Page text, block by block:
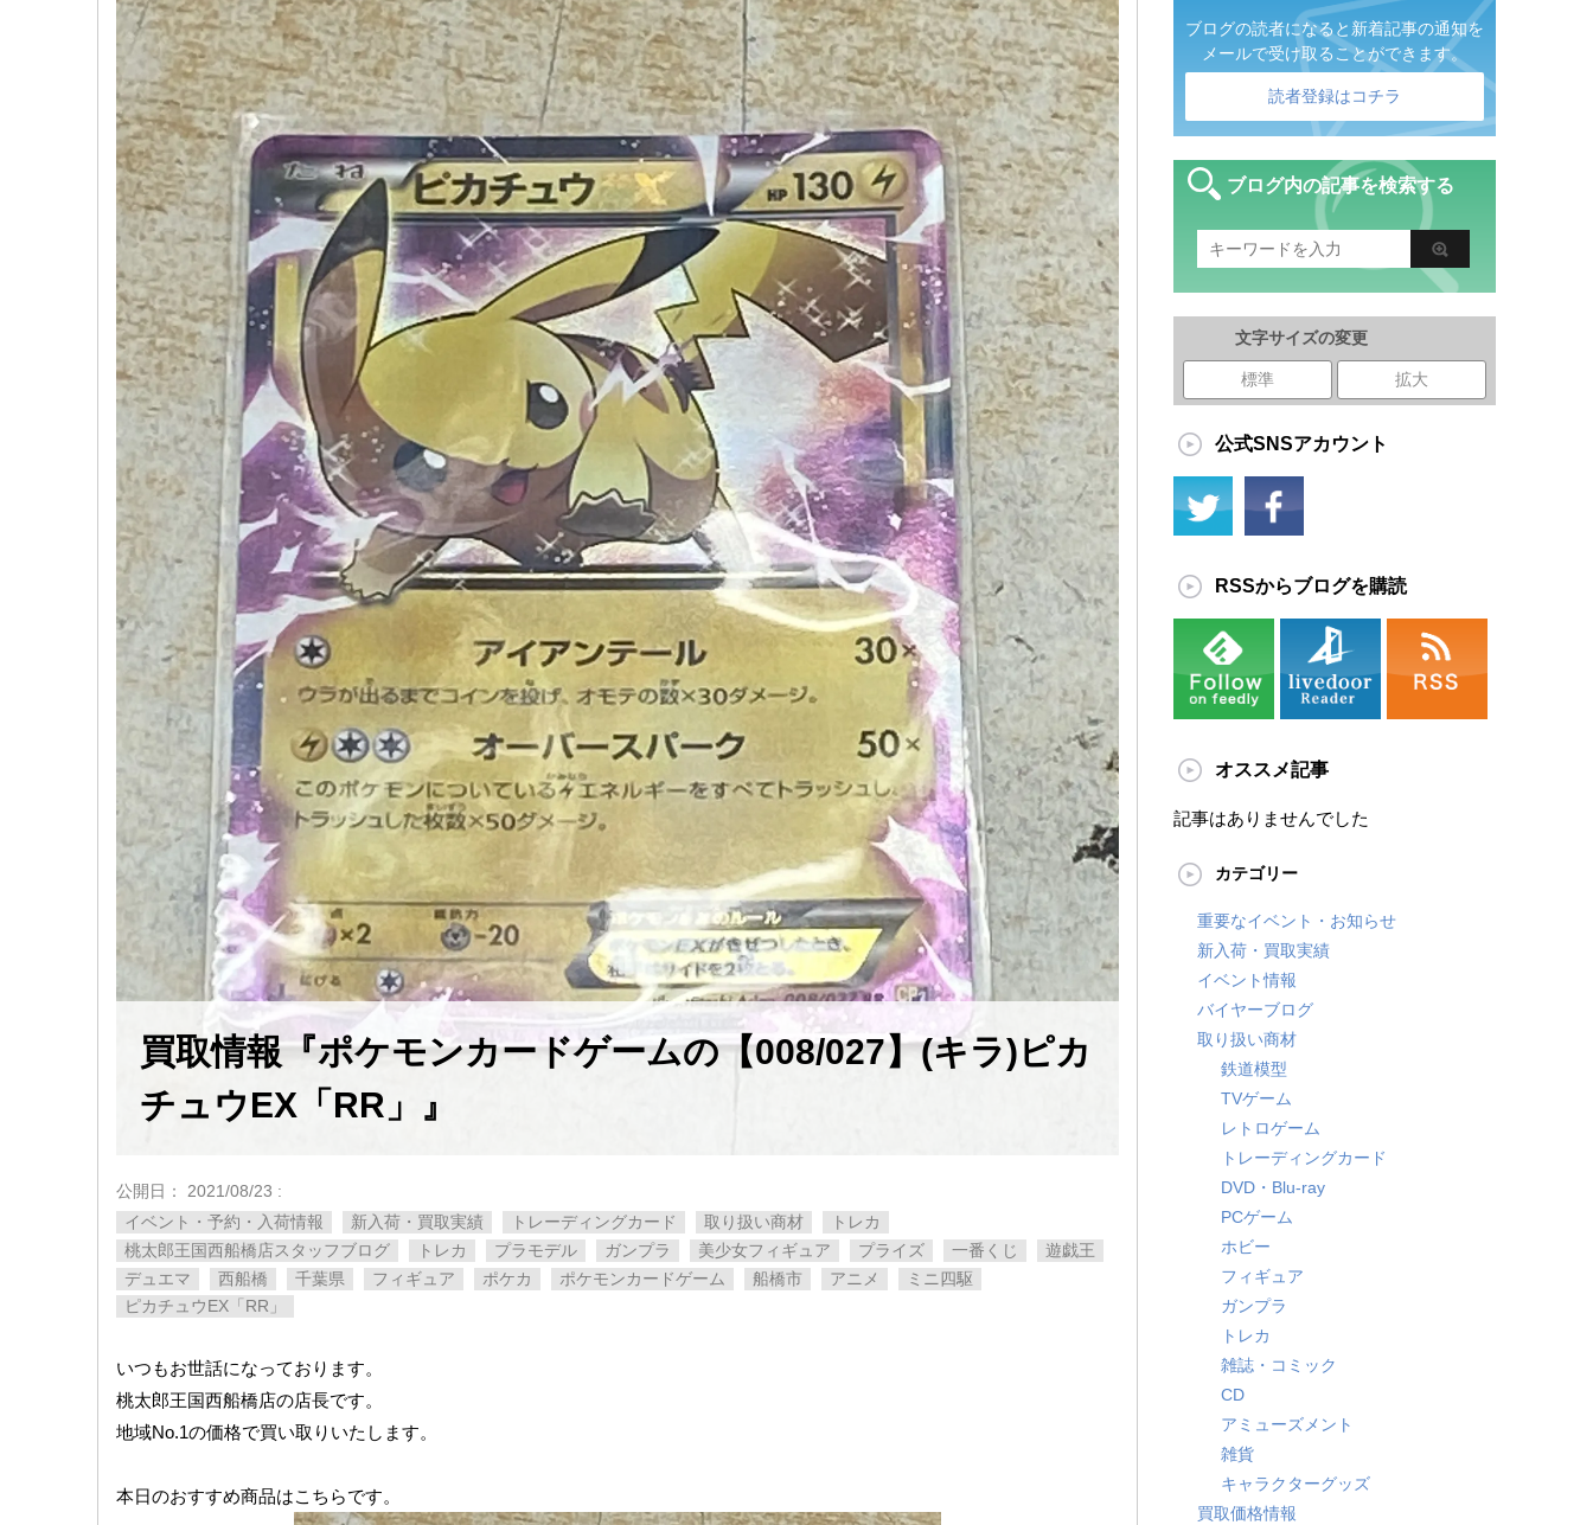
買取情報『ポケモンカードゲームの【008/027】(キラ)ピカ
チュウEX「RR」』
公開日： 2021/08/23 :
イベント・予約・入荷情報
新入荷・買取実績 トレーディングカード 取り扱い商材
トレカ
桃太郎王国西船橋店スタッフブログ
トレカ プラモデル ガンプラ 美少女フィギュア プライズ 一番くじ
遊戯王
デュエマ
西船橋 千葉県 フィギュア ポケカ ポケモンカードゲーム 船橋市 アニメ
ミニ四駆
ピカチュウEX「RR」
いつもお世話になっております。
桃太郎王国西船橋店の店長です。
地域No.1の価格で買い取りいたします。
本日のおすすめ商品はこちらです。
ブログの読者になると新着記事の通知を
メールで受け取ることができます。
読者登録はコチラ
ブログ内の記事を検索する
文字サイズの変更
標準 拡大
公式SNSアカウント
RSSからブログを購読
オススメ記事
記事はありませんでした
カテゴリー
重要なイベント・お知らせ
新入荷・買取実績
イベント情報
バイヤーブログ
取り扱い商材
鉄道模型
TVゲーム
レトロゲーム
トレーディングカード
DVD・Blu-ray
PCゲーム
ホビー
フィギュア
ガンプラ
トレカ
雑誌・コミック
CD
アミューズメント
雑貨
キャラクターグッズ
買取価格情報